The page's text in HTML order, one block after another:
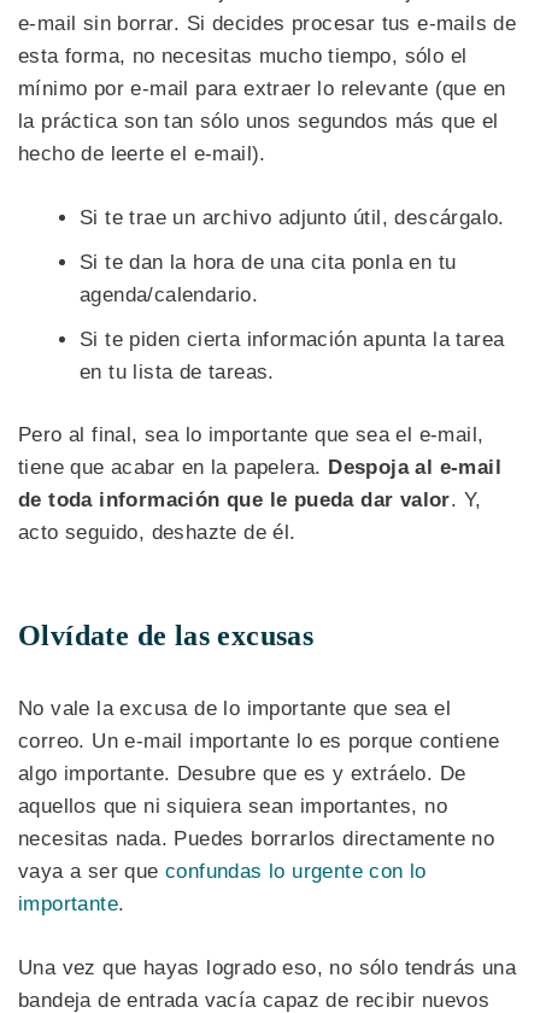
e-mail sin borrar. Si decides procesar tus e-mails de
esta forma, no necesitas mucho tiempo, sólo el
mínimo por e-mail para extraer lo relevante (que en
la práctica son tan sólo unos segundos más que el
hecho de leerte el e-mail).
Si te trae un archivo adjunto útil, descárgalo.
Si te dan la hora de una cita ponla en tu
agenda/calendario.
Si te piden cierta información apunta la tarea
en tu lista de tareas.
Pero al final, sea lo importante que sea el e-mail,
tiene que acabar en la papelera. Despoja al e-mail
de toda información que le pueda dar valor. Y,
acto seguido, deshazte de él.
Olvídate de las excusas
No vale la excusa de lo importante que sea el
correo. Un e-mail importante lo es porque contiene
algo importante. Desubre que es y extráelo. De
aquellos que ni siquiera sean importantes, no
necesitas nada. Puedes borrarlos directamente no
vaya a ser queconfundas lo urgente con lo
importante.
Una vez que hayas logrado eso, no sólo tendrás una
bandeja de entrada vacía capaz de recibir nuevos